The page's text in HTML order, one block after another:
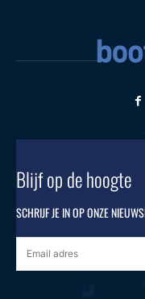
Blijf op de hoogte
SCHRIJF JE IN OP ONZE